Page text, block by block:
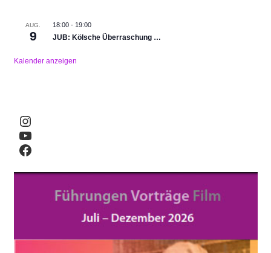
AUG.
9
18:00- 19:00
JUB: Kölsche Überraschung …
Kalender anzeigen
Instagram
YouTube
Facebook